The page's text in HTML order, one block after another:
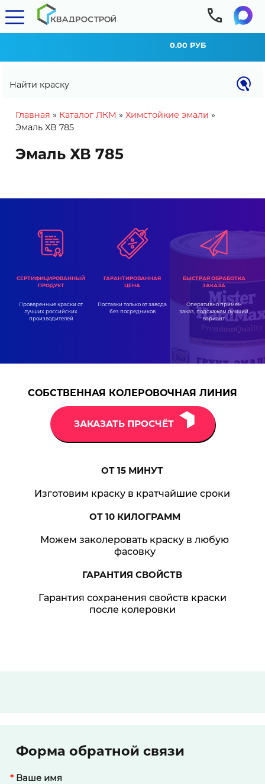
Найти краску
0.00 РУБ
You are here
Главная » Каталог ЛКМ » Химстойкие эмали »
Эмаль ХВ 785
Эмаль ХВ 785
СЕРТИФИЦИРОВАННЫЙ
ПРОДУКТ
Проверенные краски от
лучших российских
производителей
ГАРАНТИРОВАННАЯ
ЦЕНА
Поставки только от завода
без посредников
БЫСТРАЯ ОБРАБОТКА
ЗАКАЗА
Оперативно примем
заказ, подскажем лучший
вариант
СОБСТВЕННАЯ КОЛЕРОВОЧНАЯ ЛИНИЯ
ЗАКАЗАТЬ ПРОСЧЁТ
ОТ 15 МИНУТ
Изготовим краску в кратчайшие сроки
ОТ 10КИЛОГРАММ
Можем заколеровать краску в любую
фасовку
ГАРАНТИЯ СВОЙСТВ
Гарантия сохранения свойств краски
после колеровки
Форма обратной связи
Ваше имя
*